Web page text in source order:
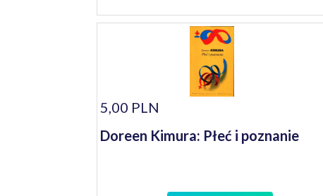
5,00 PLN
Doreen Kimura: Płeć i poznanie